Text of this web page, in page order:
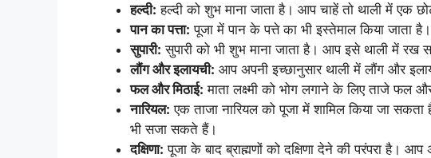
हल्दी: हल्दी को शुभ माना जाता है। आप चाहें तो थाली में एक
पान का पत्ता: पूजा में पान के पत्ते का भी इस्तेमाल किया
सुपारी: सुपारी को भी शुभ माना जाता है। आप इसे थाली में रख
लौंग और इलायची: आप अपनी इच्छानुसार थाली में लौंग और
फल और मिठाई: माता लक्ष्मी को भोग लगाने के लिए ताजे फल
नारियल: एक ताजा नारियल को पूजा में शामिल किया जा
भी सजा सकते हैं।
दक्षिणा: पूजा के बाद ब्राह्मणों को दक्षिणा देने की परंपरा है।